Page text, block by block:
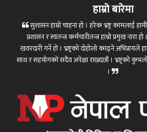
हाम्रो बारेमा
सुशासन हाम्रो चाहना हो । हरेक भ्रष्ट्र कामलाई
प्रशासन र स्वतन्त्र कर्मचारीतन्त्र हाम्रो प्रमुख नारा
खवरदारी गर्ने हो । भ्रष्ट्रको दोहोलो काढ्ने
साथ र सहयोगको सदैव अपेक्षा राख्दछौं । भ्रष्ट्रको
।